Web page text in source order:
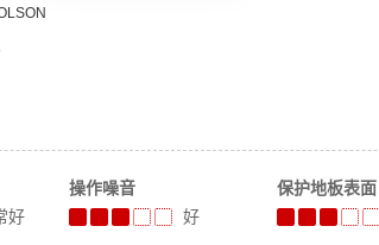
好
操作噪音
好
保护地板表面